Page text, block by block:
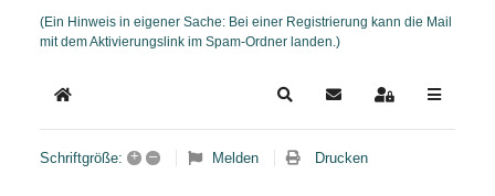
(Ein Hinweis in eigener Sache: Bei einer Registrierung kann die Mail
mit dem Aktivierungslink im Spam-Ordner landen.)
Home SearchUpdates abonnieren
Sign In
Schriftgröße: + – Melden Drucken